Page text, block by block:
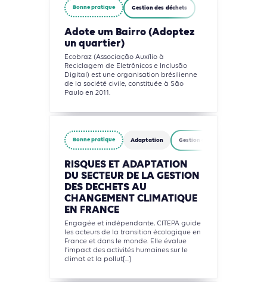
Bonne pratique Gestion des déchets
Adote um Bairro (Adoptez
un quartier)
Ecobraz (Associação Auxílio à
Reciclagem de Eletrônicos e Inclusão
Digital) est une organisation brésilienne
de la société civile, constituée à São
Paulo en 2011.
Bonne pratique Adaptation Gestion des déchets
RISQUES ET ADAPTATION
DU SECTEUR DE LA GESTION
DES DECHETS AU
CHANGEMENT CLIMATIQUE
EN FRANCE
Engagée et indépendante, CITEPA guide
les acteurs de la transition écologique en
France et dans le monde. Elle évalue
l’impact des activités humaines sur le
climat et la pollut[...]